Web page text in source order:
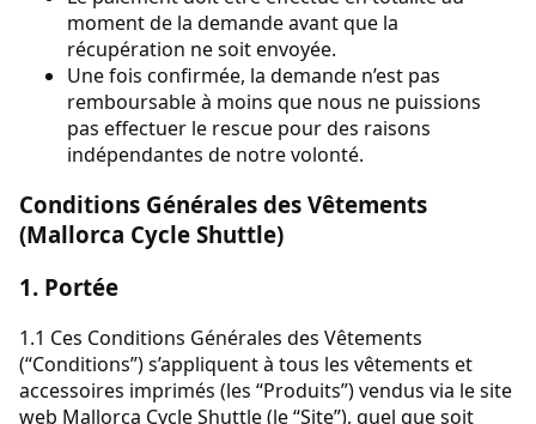
moment de la demande avant que la
récupération ne soit envoyée.
Une fois confirmée, la demande n’est pas
remboursable à moins que nous ne puissions
pas effectuer le rescue pour des raisons
indépendantes de notre volonté.
Conditions Générales des Vêtements
(Mallorca Cycle Shuttle)
1. Portée
1.1 Ces Conditions Générales des Vêtements
(“Conditions”) s’appliquent à tous les vêtements et
accessoires imprimés (les “Produits”) vendus via le site
web Mallorca Cycle Shuttle (le “Site”), quel que soit